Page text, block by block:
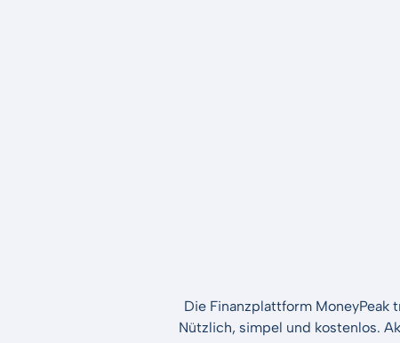
Die Finanzplattform
Nützlich, simpel und kostenlos.